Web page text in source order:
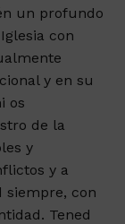
un profundo
con
y en su
os
de la
y
y a
siempre, con
Tened